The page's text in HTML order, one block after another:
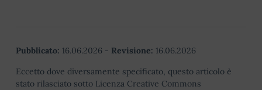
Pubblicato: 16.06.2026 - Revisione: 16.06.2026
Eccetto dove diversamente specificato, questo articolo è
stato rilasciato sotto Licenza Creative Commons